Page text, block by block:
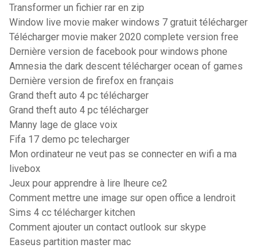
Transformer un fichier rar en zip
Window live movie maker windows 7 gratuit télécharger
Télécharger movie maker 2020 complete version free
Dernière version de facebook pour windows phone
Amnesia the dark descent télécharger ocean of games
Dernière version de firefox en français
Grand theft auto 4 pc télécharger
Grand theft auto 4 pc télécharger
Manny lage de glace voix
Fifa 17 demo pc telecharger
Mon ordinateur ne veut pas se connecter en wifi a ma
livebox
Jeux pour apprendre à lire lheure ce2
Comment mettre une image sur open office a lendroit
Sims 4 cc télécharger kitchen
Comment ajouter un contact outlook sur skype
Easeus partition master mac